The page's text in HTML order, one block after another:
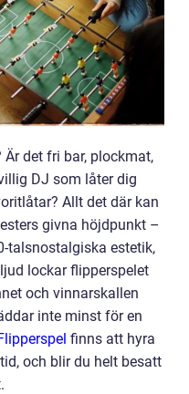
det fri bar, plockmat,
DJ som låter dig
Allt det där kan
givna höjdpunkt –
talsnostalgiska estetik,
lockar flipperspelet
och vinnarskallen
inte minst för en
finns att hyra
och blir du helt besatt